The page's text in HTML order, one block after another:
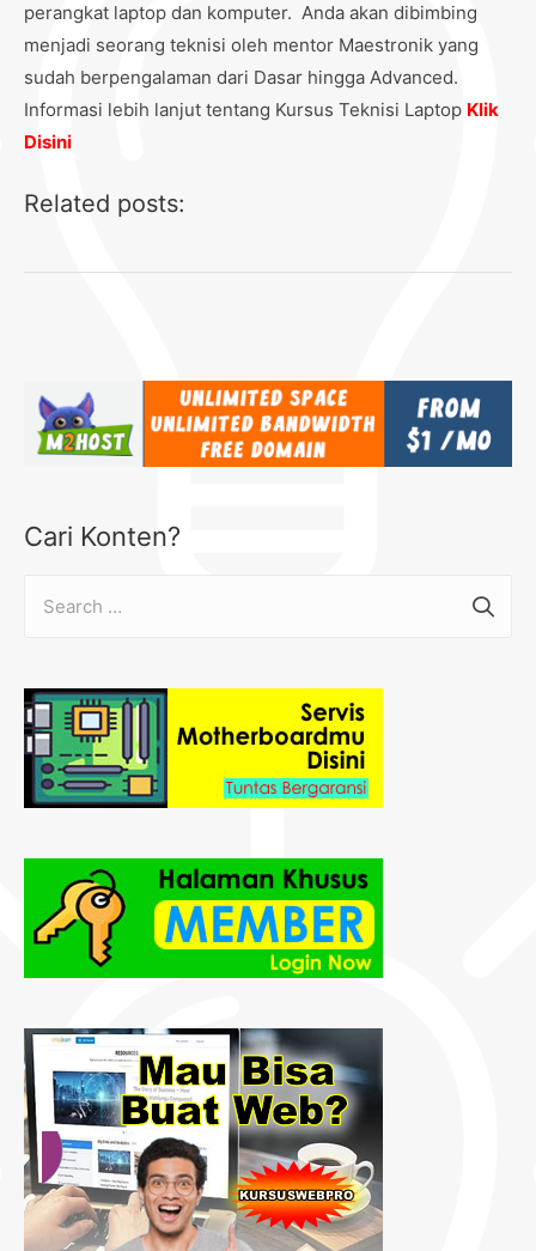
perangkat laptop dan komputer. Anda akan dibimbing
menjadi seorang teknisi oleh mentor Maestronik yang
sudah berpengalaman dari Dasar hingga Advanced.
Informasi lebih lanjut tentang Kursus Teknisi Laptop Klik
Disini
Related posts:
Cari Konten?